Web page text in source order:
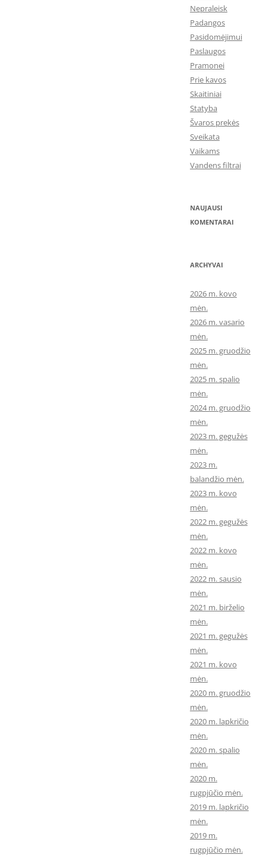
Nepraleisk
Padangos
Pasidomėjimui
Paslaugos
Pramonei
Prie kavos
Skaitiniai
Statyba
Švaros prekės
Sveikata
Vaikams
Vandens filtrai
NAUJAUSI
KOMENTARAI
ARCHYVAI
2026 m. kovo
mėn.
2026 m. vasario
mėn.
2025 m. gruodžio
mėn.
2025 m. spalio
mėn.
2024 m. gruodžio
mėn.
2023 m. gegužės
mėn.
2023 m.
balandžio mėn.
2023 m. kovo
mėn.
2022 m. gegužės
mėn.
2022 m. kovo
mėn.
2022 m. sausio
mėn.
2021 m. birželio
mėn.
2021 m. gegužės
mėn.
2021 m. kovo
mėn.
2020 m. gruodžio
mėn.
2020 m. lapkričio
mėn.
2020 m. spalio
mėn.
2020 m.
rugpjūčio mėn.
2019 m. lapkričio
mėn.
2019 m.
rugpjūčio mėn.